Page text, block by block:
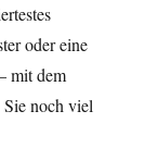
oder eine
mit dem
noch viel